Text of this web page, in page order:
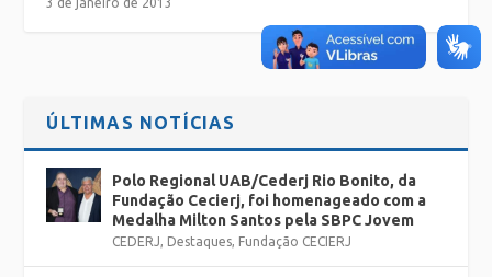
3 de janeiro de 2013
ÚLTIMAS NOTÍCIAS
Polo Regional UAB/Cederj Rio Bonito, da
Fundação Cecierj, foi homenageado com a
Medalha Milton Santos pela SBPC Jovem
CEDERJ, Destaques, Fundação CECIERJ